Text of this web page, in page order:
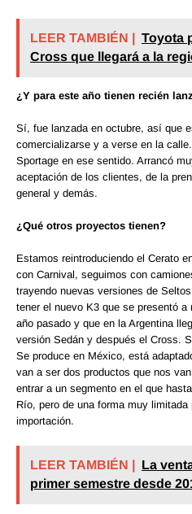
LEER TAMBIÉN | Toyota
Cross que llegará a la
¿Y para este año tienen recién
Sí, fue lanzada en octubre, así que
comercializarse y a verse en la
Sportage en ese sentido. Arrancó
aceptación de los clientes, de la
general y demás.
¿Qué otros proyectos tienen?
Estamos reintroduciendo el Cerato
con Carnival, seguimos con
trayendo nuevas versiones de
tener el nuevo K3 que se presentó
año pasado y que en la Argentina
versión Sedán y después el Cross.
Se produce en México, está
van a ser dos productos que nos
entrar a un segmento en el que
Río, pero de una forma muy
importación.
LEER TAMBIÉN | La
primer semestre desde